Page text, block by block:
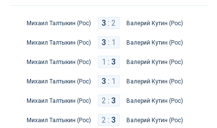
Михаил Талтыкин (Рос) 3 : 2 Валерий Кутин (Рос)
Михаил Талтыкин (Рос) 3 : 1 Валерий Кутин (Рос)
Михаил Талтыкин (Рос) 1 : 3 Валерий Кутин (Рос)
Михаил Талтыкин (Рос) 3 : 1 Валерий Кутин (Рос)
Михаил Талтыкин (Рос) 2 : 3 Валерий Кутин (Рос)
Михаил Талтыкин (Рос) 2 : 3 Валерий Кутин (Рос)